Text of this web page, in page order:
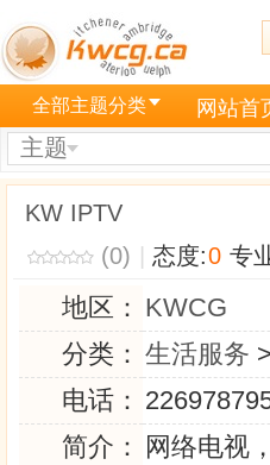
全部主题分类 网站首
主题
KW IPTV
(0)
态度:0 专
地区： KWCG
分类： 生活服务 >
电话：
简介：
网络电视